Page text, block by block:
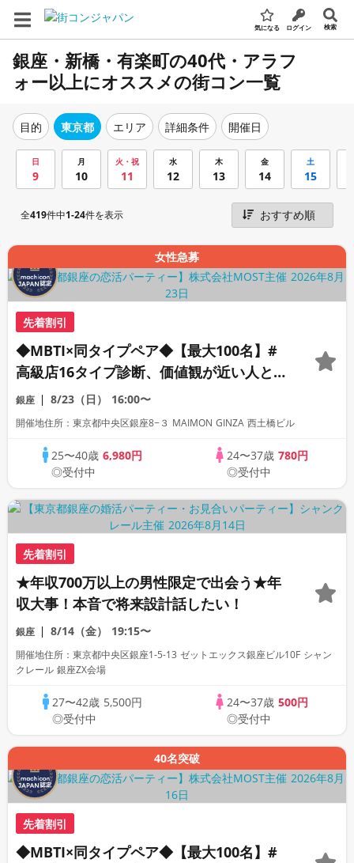
気になる ログイン 検索
銀座・新橋・有楽町の40代・アラフ
ォー以上にオススメの街コン一覧
目的 東京都 エリア 詳細条件 開催日
日
9
月
10
火・祝
11
水
12
木
13
金
14
土
15
全419件中1-24件を表示
女性急募
先着割引
◆MBTI×同タイプペア◆【最大100名】#
高級店16タイプ診断、価値観が近い人と一
緒に参加できる恋活。
銀座 8/23（日） 16:00〜
開催地住所：東京都中央区銀座8−３ MAIMON GINZA 西土橋ビル
25〜40歳6,980円
◎受付中
24〜37歳 780円
◎受付中
先着割引
★年収700万以上の男性限定で出会う★年
収大事！本音で将来設計話したい！
銀座 8/14（金） 19:15〜
開催地住所：東京都中央区銀座1-5-13 ゼットエックス銀座ビル10F シャン
クレール 銀座ZX会場
27〜42歳 5,500円
◎受付中
24〜37歳 500円
◎受付中
40名突破
先着割引
◆MBTI×同タイプペア◆【最大100名】#